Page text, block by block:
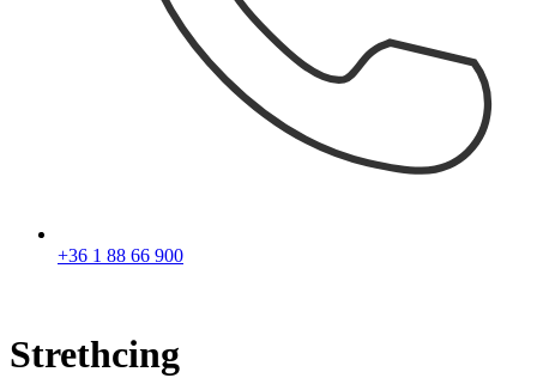
+36 1 88 66 900
Strethcing